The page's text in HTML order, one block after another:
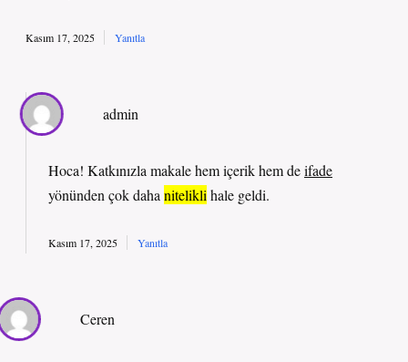
Kasım 17, 2025 Yanıtla
admin
Hoca! Katkınızla makale hemiçerikhem deifade
yönünden çok daha nitelikli hale geldi.
Kasım 17, 2025 Yanıtla
Ceren